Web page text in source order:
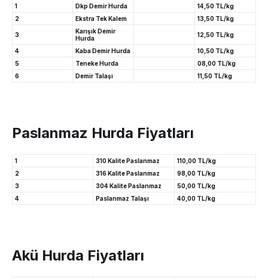
1 Dkp Demir Hurda
14,50 TL/kg
2
Ekstra Tek Kalem 13,50 TL/kg
3
Karışık Demir
Hurda
12,50 TL/kg
4 Kaba Demir Hurda
10,50 TL/kg
5
Teneke Hurda
08,00 TL/kg
6
Demir Talaşı 11,50 TL/kg
Paslanmaz Hurda Fiyatları
1 310 Kalite Paslanmaz
110,00 TL/kg
2
316 Kalite Paslanmaz
98,00 TL/kg
3
304 Kalite Paslanmaz
50,00 TL/kg
4
Paslanmaz Talaşı 40,00 TL/kg
Akü Hurda Fiyatları